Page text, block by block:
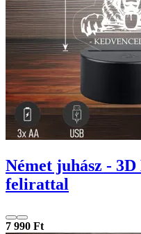
Német juhász -
felirattal
7 990 Ft